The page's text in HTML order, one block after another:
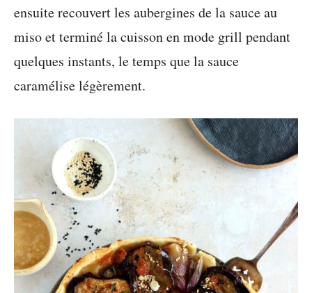
ensuite recouvert les aubergines de la sauce au
miso et terminé la cuisson en mode grill pendant
quelques instants, le temps que la sauce
caramélise légèrement.